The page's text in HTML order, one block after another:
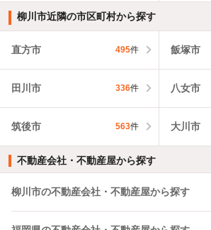
柳川市近隣の市区町村から探す
直方市 495件 飯塚市
田川市 336件 八女市
筑後市 563件 大川市
不動産会社・不動産屋から探す
柳川市の不動産会社・不動産屋から探す